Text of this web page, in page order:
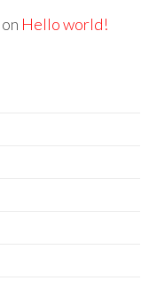
on Hello world!